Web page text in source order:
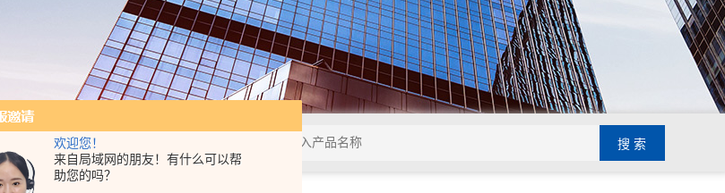
欢迎您！
来自局域网的朋友！有什么可以帮
助您的吗？